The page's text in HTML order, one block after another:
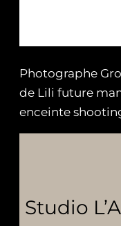
Photographe
de Lili future
enceinte
Studio